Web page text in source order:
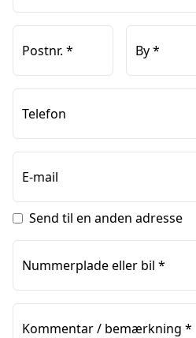
Postnr. * By*
Telefon
E-mail
Send til en anden adresse
Nummerplade eller bil *
Kommentar / bemærkning *